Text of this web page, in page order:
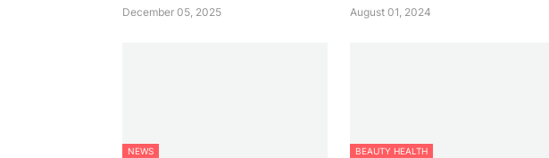
December 05, 2025 August 01, 2024
NEWS BEAUTY HEALTH